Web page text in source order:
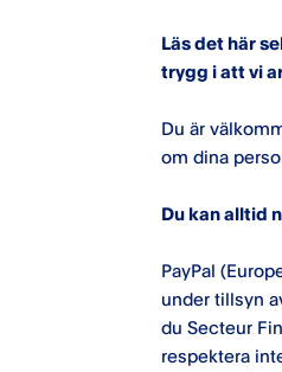
Läs det här
trygg i att vi
Du är
om dina
Du kan alltid
PayPal
under tillsyn
du Secteur
respektera